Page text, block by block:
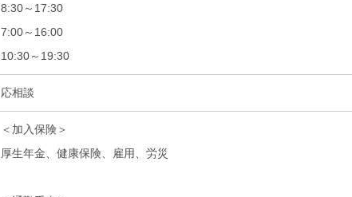
8:30～17:30
7:00～16:00
10:30～19:30
応相談
＜加入保険＞
厚生年金、健康保険、雇用、労災